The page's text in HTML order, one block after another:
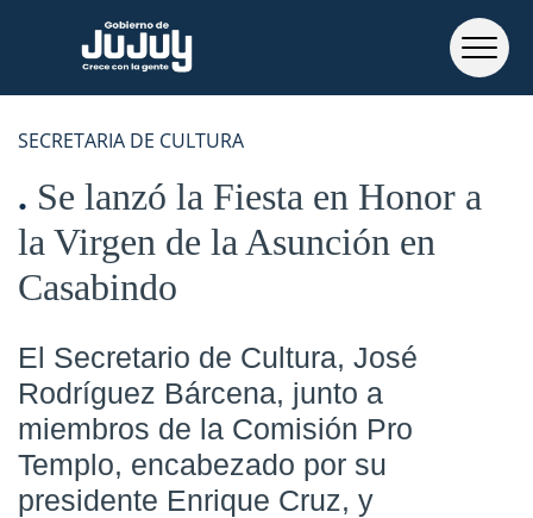
SECRETARIA DE CULTURA
Se lanzó la Fiesta en Honor a
la Virgen de la Asunción en
Casabindo
El Secretario de Cultura, José
Rodríguez Bárcena, junto a
miembros de la Comisión Pro
Templo, encabezado por su
presidente Enrique Cruz, y